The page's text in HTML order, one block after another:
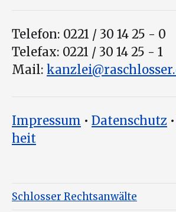
Telefon: 0221 / 30 14 25 - 0
Telefax: 0221 / 30 14 25 - 1
Mail:
Impressum • Datenschutz •
heit
Schlosser Rechtsanwälte